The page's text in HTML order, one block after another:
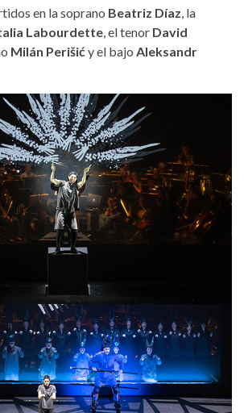
en la soprano Beatriz Díaz, la
Labourdette, el tenor David
Milán Perišićy el bajo Aleksandr